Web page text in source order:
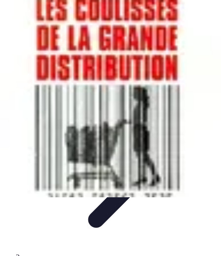
Sport Distribution
Stratégies de distributionLogistique et Chaîne
d'ApprovisionnementStratégies MarketingTendancesStratégies de
Sport Distribution